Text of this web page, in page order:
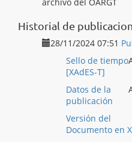
Historial de
28/11/2024 07:51
Sello de tiempo
[XAdES-T]
Datos de la
publicación
Versión del
Documento en